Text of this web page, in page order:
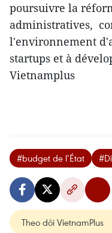
poursuivre la
administratives,
l'environnement
startups et à
Vietnamplus
#budget de l’État
Theo dõi VietnamPlus